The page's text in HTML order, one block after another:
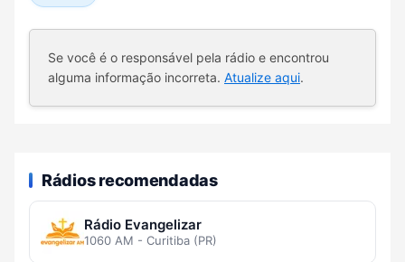
Se você é o responsável pela rádio e encontrou
alguma informação incorreta. Atualize aqui.
Rádios recomendadas
Rádio Evangelizar
1060 AM - Curitiba (PR)